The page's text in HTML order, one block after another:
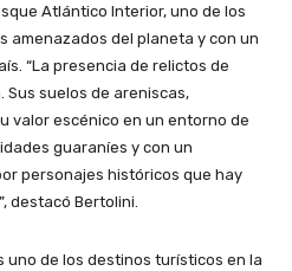
Atlántico Interior, uno de los
amenazados del planeta y con un
“La presencia de relictos de
Sus suelos de areniscas,
valor escénico en un entorno de
guaraníes y con un
personajes históricos que hay
destacó Bertolini.
uno de los destinos turísticos en la